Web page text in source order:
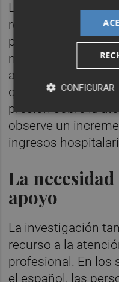
Los investigadores
resultados pueden
personas solas
necesidades
alguien con quien
que podría explicar
presión sobre la
observe un
ingresos
La
apoyo
La investigación
recurso a la
profesional. En los
el español, las
CONFIGURAR